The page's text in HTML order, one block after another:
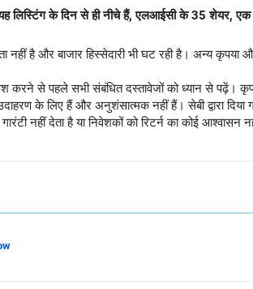
लिस्टिंग के दिन से ही नीचे हैं, एलआईसी के 35 शेयर,
नहीं है और बाजार हिस्सेदारी भी घट रही है। अन्य
करने से पहले सभी संबंधित दस्तावेजों को ध्यान से पढ़ें।
के लिए हैं और अनुशंसात्मक नहीं हैं। सेबी द्वारा
नहीं देता है या निवेशकों को रिटर्न का कोई आश्वासन